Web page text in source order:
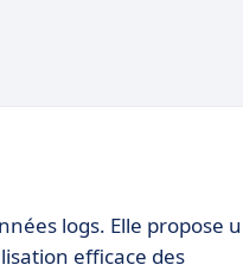
logs. Elle propose
efficace des